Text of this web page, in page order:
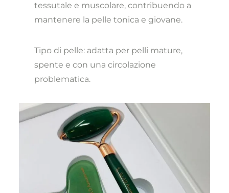
tessutale e muscolare, contribuendo a
mantenere la pelle tonica e giovane.
Tipo di pelle: adatta per pelli mature,
spente e con una circolazione
problematica.